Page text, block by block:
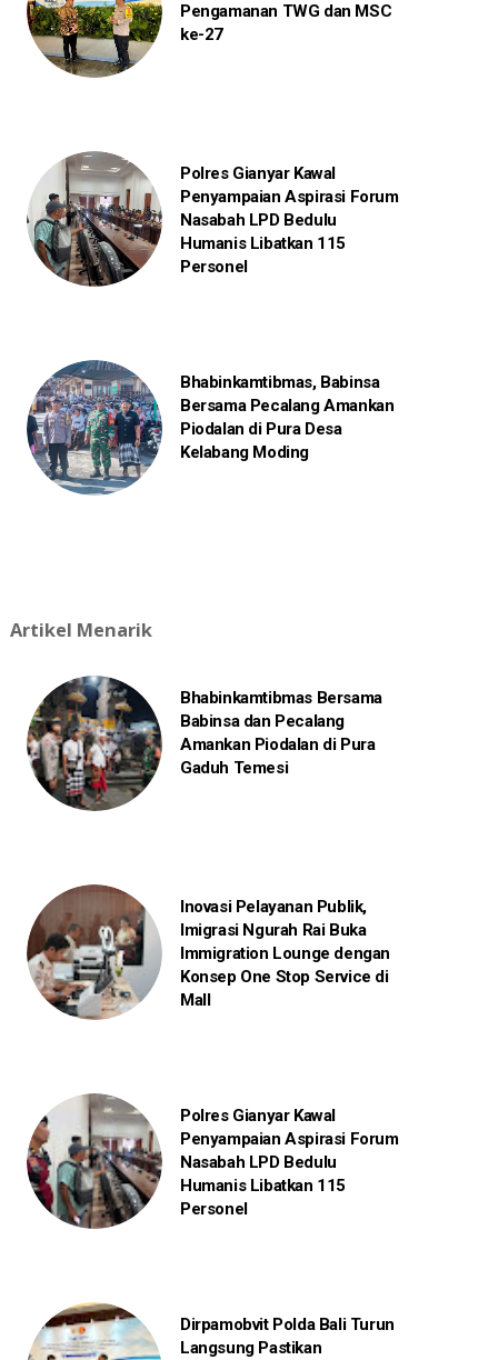
Pengamanan TWG dan MSC
ke-27
Polres Gianyar Kawal
Penyampaian Aspirasi Forum
Nasabah LPD Bedulu
Humanis Libatkan 115
Personel
Bhabinkamtibmas, Babinsa
Bersama Pecalang Amankan
Piodalan di Pura Desa
Kelabang Moding
Artikel Menarik
Bhabinkamtibmas Bersama
Babinsa dan Pecalang
Amankan Piodalan di Pura
Gaduh Temesi
Inovasi Pelayanan Publik,
Imigrasi Ngurah Rai Buka
Immigration Lounge dengan
Konsep One Stop Service di
Mall
Polres Gianyar Kawal
Penyampaian Aspirasi Forum
Nasabah LPD Bedulu
Humanis Libatkan 115
Personel
Dirpamobvit Polda Bali Turun
Langsung Pastikan